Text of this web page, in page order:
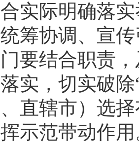
实际明确落
筹协调、宣
要结合职责
实，切实破
、直辖市）选
示范带动作